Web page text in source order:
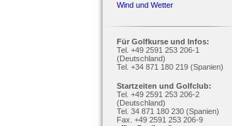
Wind und Wetter
Für Golfkurse und Infos:
Tel. +49 2591 253 206-1
(Deutschland)
Tel. +34 871 180 219 (Spanien)
Startzeiten und Golfclub:
Tel. +49 2591 253 206-2
(Deutschland)
Tel. 34 871 180 230 (Spanien)
Fax. +49 2591 253 206-9